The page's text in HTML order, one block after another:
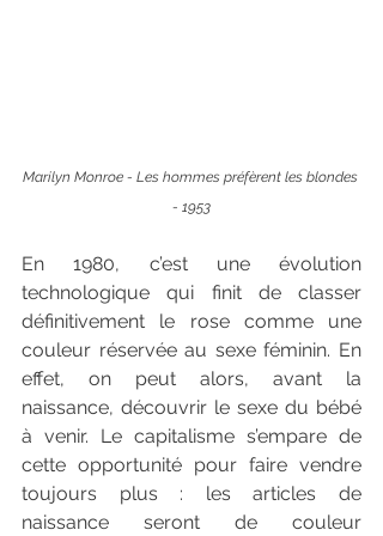
Marilyn Monroe - Les hommes préfèrent les blondes
- 1953
En 1980, c’est une évolution
technologique qui finit de classer
définitivement le rose comme une
couleur réservée au sexe féminin. En
effet, on peut alors, avant la
naissance, découvrir le sexe du bébé
à venir. Le capitalisme s’empare de
cette opportunité pour faire vendre
toujours plus : les articles de
naissance seront de couleur